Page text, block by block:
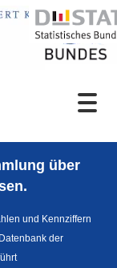
über
und Kennziffern
der